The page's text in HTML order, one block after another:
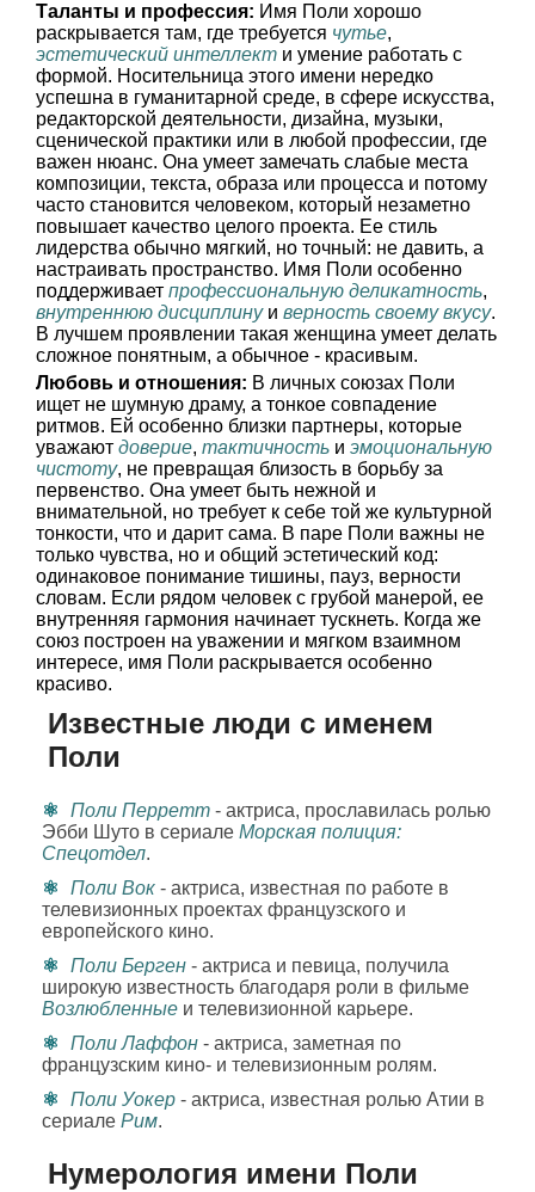
Таланты и профессия: Имя Поли хорошо
раскрывается там, где требуется чутье,
эстетический интеллект и умение работать с
формой. Носительница этого имени нередко
успешна в гуманитарной среде, в сфере искусства,
редакторской деятельности, дизайна, музыки,
сценической практики или в любой профессии, где
важен нюанс. Она умеет замечать слабые места
композиции, текста, образа или процесса и потому
часто становится человеком, который незаметно
повышает качество целого проекта. Ее стиль
лидерства обычно мягкий, но точный: не давить, а
настраивать пространство. Имя Поли особенно
поддерживает профессиональную деликатность,
внутреннюю дисциплинуи верность своему вкусу.
В лучшем проявлении такая женщина умеет делать
сложное понятным, а обычное - красивым.
Любовь и отношения: В личных союзах Поли
ищет не шумную драму, а тонкое совпадение
ритмов. Ей особенно близки партнеры, которые
уважают доверие, тактичность и эмоциональную
чистоту, не превращая близость в борьбу за
первенство. Она умеет быть нежной и
внимательной, но требует к себе той же культурной
тонкости, что и дарит сама. В паре Поли важны не
только чувства, но и общий эстетический код:
одинаковое понимание тишины, пауз, верности
словам. Если рядом человек с грубой манерой, ее
внутренняя гармония начинает тускнеть. Когда же
союз построен на уважении и мягком взаимном
интересе, имя Поли раскрывается особенно
красиво.
Известные люди с именем
Поли
Поли Перретт - актриса, прославилась ролью
Эбби Шуто в сериале Морская полиция:
Спецотдел.
Поли Вок - актриса, известная по работе в
телевизионных проектах французского и
европейского кино.
Поли Берген - актриса и певица, получила
широкую известность благодаря роли в фильме
Возлюбленные и телевизионной карьере.
Поли Лаффон - актриса, заметная по
французским кино- и телевизионным ролям.
Поли Уокер - актриса, известная ролью Атии в
сериале Рим.
Нумерология имени Поли